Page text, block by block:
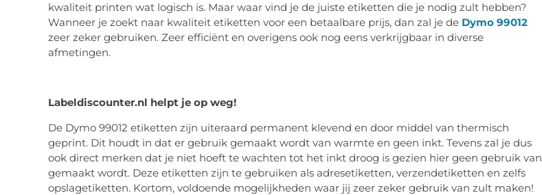
kwaliteit printen wat logisch is. Maar waar vind je de juiste etiketten die je nodig zult hebben?
Wanneer je zoekt naar kwaliteit etiketten voor een betaalbare prijs, dan zal je de Dymo 99012
zeer zeker gebruiken. Zeer efficiënt en overigens ook nog eens verkrijgbaar in diverse
afmetingen.
Labeldiscounter.nl helpt je op weg!
De Dymo 99012 etiketten zijn uiteraard permanent klevend en door middel van thermisch
geprint. Dit houdt in dat er gebruik gemaakt wordt van warmte en geen inkt. Tevens zal je dus
ook direct merken dat je niet hoeft te wachten tot het inkt droog is gezien hier geen gebruik van
gemaakt wordt. Deze etiketten zijn te gebruiken als adresetiketten, verzendetiketten en zelfs
opslagetiketten. Kortom, voldoende mogelijkheden waar jij zeer zeker gebruik van zult maken!